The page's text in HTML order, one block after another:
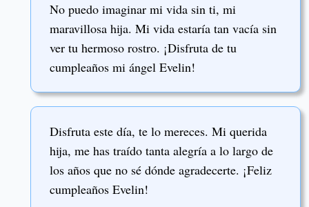
No puedo imaginar mi vida sin ti, mi
maravillosa hija. Mi vida estaría tan vacía sin
ver tu hermoso rostro. ¡Disfruta de tu
cumpleaños mi ángel Evelin!
Disfruta este día, te lo mereces. Mi querida
hija, me has traído tanta alegría a lo largo de
los años que no sé dónde agradecerte. ¡Feliz
cumpleaños Evelin!